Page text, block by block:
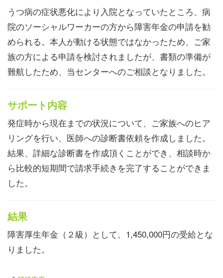
うつ病の症状悪化により入院となっていたところ、病
院のソーシャルワーカーの方から障害年金の申請を勧
められる。本人が動ける状態ではなかったため、ご家
族の方による申請を検討されましたが、書類の準備が
難航したため、当センターへのご相談となりました。
サポート内容
発症時から現在までの状況について、ご家族へのヒア
リングを行い、医師への診断書依頼を作成しました。
結果、詳細な診断書を作成頂くことができ、相談時か
ら比較的短期間で請求手続きを完了することができま
した。
結果
障害厚生年金（２級）として、1,450,000円の受給とな
りました。